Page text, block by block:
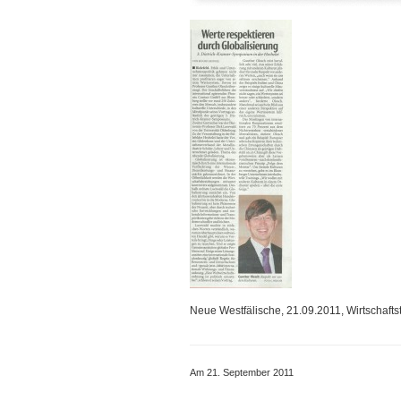
Neue Westfälische, 21.09.2011,
Am 21. September 2011